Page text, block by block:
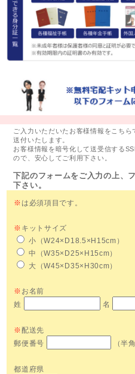
ご入力いただいたお客様情報をこち
送付いたします。
お客様情報を暗号化して送受信する
ので、安心してご利用下さい。
下記のフォームをご入力の上、
下さい。
※ は必須項目です。
※ キットサイズ
小（W24×D18.5×H15cm）
中（W35×D25×H15cm）
大（W45×D35×H30cm）
※ お名前
姓
名
※ 配送先
郵便番号
（半
都道府県